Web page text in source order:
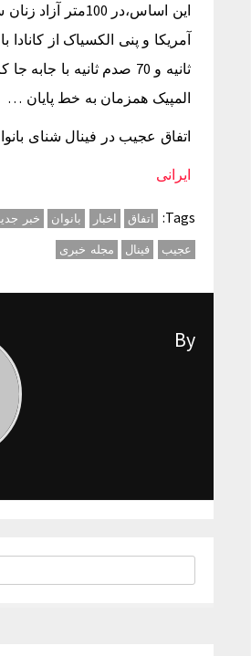
این اساس،در 100متر
ثانیه و 70 صدم ثانیه با
المپیک همزمان به خط پایان …
اتفاق عجیب در فینال شنای
ایرانی
Tags: اتفاق اخبار بانوان خبر
عجیب
فینال مجله خبری
By